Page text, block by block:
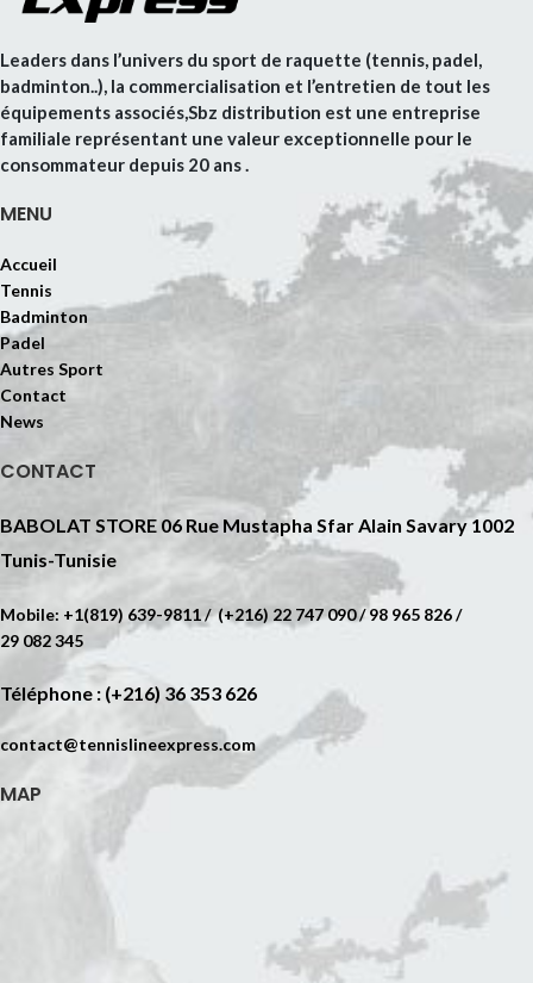
Leaders dans l’univers du sport de raquette (tennis, padel,
badminton..), la commercialisation et l’entretien de tout les
équipements associés,Sbz distribution est une entreprise
familiale représentant une valeur exceptionnelle pour le
consommateur depuis 20 ans .
MENU
Accueil
Tennis
Badminton
Padel
Autres Sport
Contact
News
CONTACT
BABOLAT STORE 06 Rue Mustapha Sfar Alain Savary 1002
Tunis-Tunisie
Mobile: +1(819) 639-9811 / (+216) 22 747 090 / 98 965 826 /
29 082 345
Téléphone : (+216) 36 353 626
contact@tennislineexpress.com
MAP